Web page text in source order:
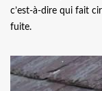
c’est-à-dire qui fait
fuite.